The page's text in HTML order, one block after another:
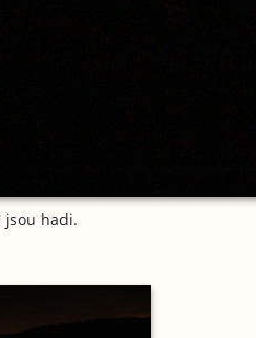
jsou hadi.